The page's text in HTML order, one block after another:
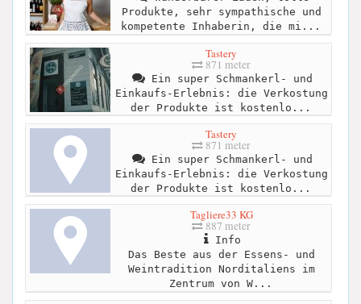
Produkte, sehr sympathische und
kompetente Inhaberin, die mi...
Tastery
871 meter
Ein super Schmankerl- und
Einkaufs-Erlebnis: die Verkostung
der Produkte ist kostenlo...
Tastery
871 meter
Ein super Schmankerl- und
Einkaufs-Erlebnis: die Verkostung
der Produkte ist kostenlo...
Tagliere33 KG
887 meter
Info
Das Beste aus der Essens- und
Weintradition Norditaliens im
Zentrum von W...